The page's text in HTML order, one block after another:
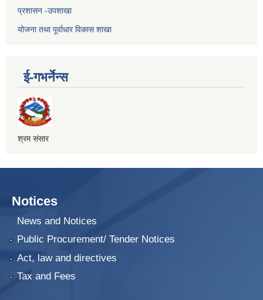
प्रशासन -उपशाखा
योजना तथा पूर्वाधार विकास शाखा
ई-गभर्नेन्स
श्रम संसार
Notices
News and Notices
Public Procurement/ Tender Notices
Act, law and directives
Tax and Fees